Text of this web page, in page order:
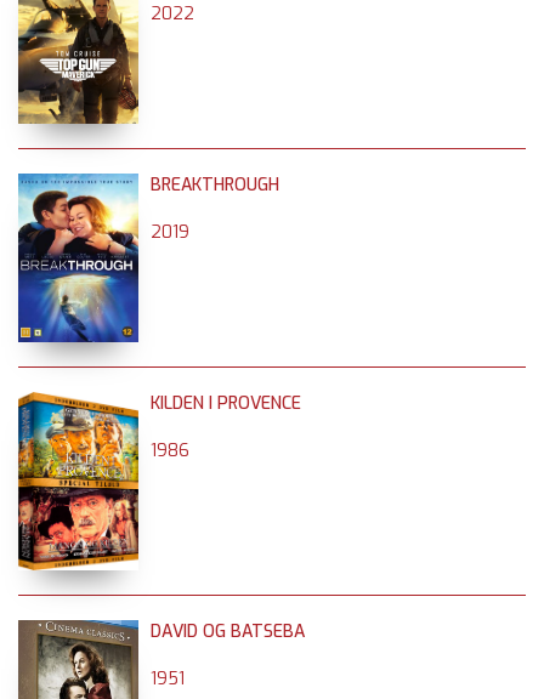
2022
BREAKTHROUGH
2019
KILDEN I PROVENCE
1986
DAVID OG BATSEBA
1951